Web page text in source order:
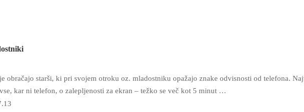
obračajo starši, ki pri svojem otroku oz. mladostniku opažajo znake odvisnosti od telefona.
kar ni telefon, o zalepljenosti za ekran – težko se več kot 5 minut …